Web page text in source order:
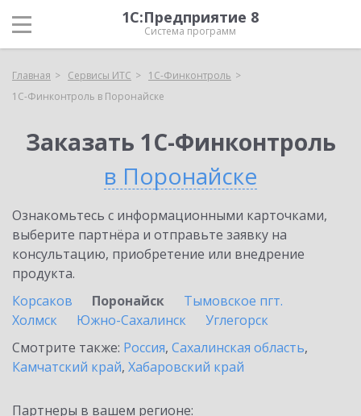
1С:Предприятие 8
Система программ
Главная Сервисы ИТС
1С-Финконтроль
1С-Финконтроль в Поронайске
Заказать 1С-Финконтроль
в Поронайске
Ознакомьтесь с информационными карточками,
выберите партнёра и отправьте заявку на
консультацию, приобретение или внедрение
продукта.
Корсаков
Поронайск
Тымовское пгт.
Холмск
Южно-Сахалинск
Углегорск
Смотрите также: Россия, Сахалинская область,
Камчатский край, Хабаровский край
Партнеры в вашем регионе: